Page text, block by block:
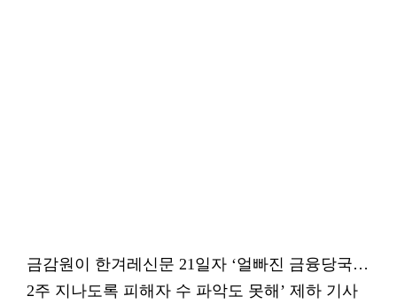
금감원이 한겨레신문 21일자 ‘얼빠진 금융당국…
2주 지나도록 피해자 수 파악도 못해’ 제하 기사